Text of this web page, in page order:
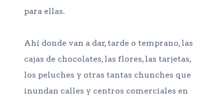
para ellas.
Ahí donde van a dar, tarde o temprano, las
cajas de chocolates, las flores, las tarjetas,
los peluches y otras tantas chunches que
inundan calles y centros comerciales en